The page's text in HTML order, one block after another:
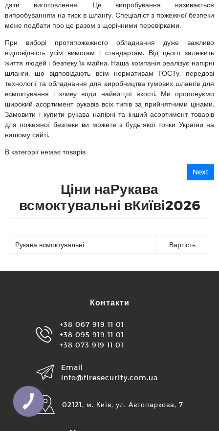
дати виготовлення. Це випробування називається
випробуванням на тиск в шлангу. Спеціаліст з пожежної безпеки
може подбати про це разом з щорічними перевірками.
При виборі протипожежного обладнання дуже важливо
відповідність усім вимогам і стандартам. Від цього залежить
життя людей і безпеку їх майна. Наша компанія реалізує напірні
шланги, що відповідають всім нормативам ГОСТу, передові
технології та обладнання для виробництва гумових шлангів для
всмоктування і зливу води найвищої якості. Ми пропонуємо
широкий асортимент рукавів всіх типів за прийнятними цінами.
Замовити і купити рукава напірні та інший асортимент товарів
для пожежної безпеки ви можете з будь-якої точки України на
нашому сайті.
В категорії немає товарів
Next
Ціни наРукава
всмоктувальні вКиїві2026
Рукава всмоктувальні Вартість
Контакти
+38 067 919 11 01
+38 095 919 11 01
+38 073 919 11 01
Email
info@firesecurity.com.ua
02121, м. Київ, ул. Автопаркова, 7
КНОПКА
ЗВ'ЯЗКУ